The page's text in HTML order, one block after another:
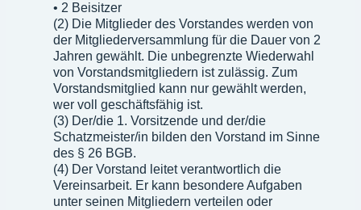
• 2 Beisitzer
(2) Die Mitglieder des Vorstandes werden von
der Mitgliederversammlung für die Dauer von 2
Jahren gewählt. Die unbegrenzte Wiederwahl
von Vorstandsmitgliedern ist zulässig. Zum
Vorstandsmitglied kann nur gewählt werden,
wer voll geschäftsfähig ist.
(3) Der/die 1. Vorsitzende und der/die
Schatzmeister/in bilden den Vorstand im Sinne
des § 26 BGB.
(4) Der Vorstand leitet verantwortlich die
Vereinsarbeit. Er kann besondere Aufgaben
unter seinen Mitgliedern verteilen oder